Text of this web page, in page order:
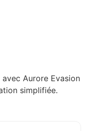
Aurore Evasion
simplifiée.